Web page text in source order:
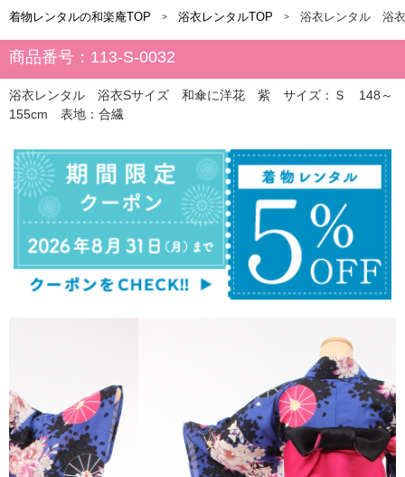
着物レンタルの和楽庵TOP 浴衣レンタルTOP 浴衣レンタル 浴
商品番号：113-S-0032
浴衣レンタル 浴衣Sサイズ 和傘に洋花 紫 サイズ：Ｓ 148～
155cm 表地：合繊